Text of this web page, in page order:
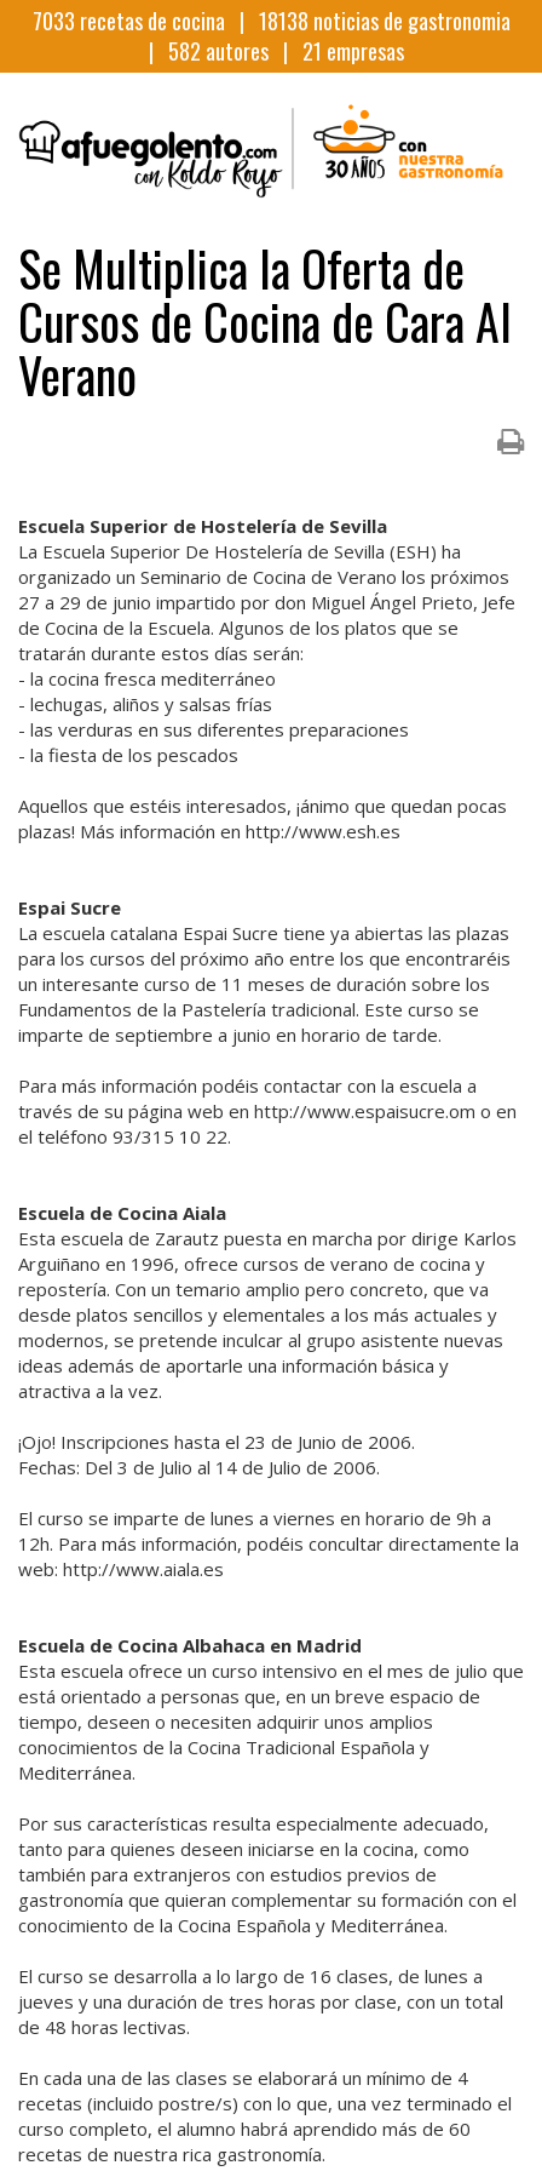
7033 recetas de cocina | 18138 noticias de gastronomia
| 582 autores | 21 empresas
Se Multiplica la Oferta de
Cursos de Cocina de Cara Al
Verano
Escuela Superior de Hostelería de Sevilla
La Escuela Superior De Hostelería de Sevilla (ESH) ha
organizado un Seminario de Cocina de Verano los próximos
27 a 29 de junio impartido por don Miguel Ángel Prieto, Jefe
de Cocina de la Escuela. Algunos de los platos que se
tratarán durante estos días serán:
- la cocina fresca mediterráneo
- lechugas, aliños y salsas frías
- las verduras en sus diferentes preparaciones
- la fiesta de los pescados
Aquellos que estéis interesados, ¡ánimo que quedan pocas
plazas! Más información en http://www.esh.es
Espai Sucre
La escuela catalana Espai Sucre tiene ya abiertas las plazas
para los cursos del próximo año entre los que encontraréis
un interesante curso de 11 meses de duración sobre los
Fundamentos de la Pastelería tradicional. Este curso se
imparte de septiembre a junio en horario de tarde.
Para más información podéis contactar con la escuela a
través de su página web en http://www.espaisucre.om o en
el teléfono 93/315 10 22.
Escuela de Cocina Aiala
Esta escuela de Zarautz puesta en marcha por dirige Karlos
Arguiñano en 1996, ofrece cursos de verano de cocina y
repostería. Con un temario amplio pero concreto, que va
desde platos sencillos y elementales a los más actuales y
modernos, se pretende inculcar al grupo asistente nuevas
ideas además de aportarle una información básica y
atractiva a la vez.
¡Ojo! Inscripciones hasta el 23 de Junio de 2006.
Fechas: Del 3 de Julio al 14 de Julio de 2006.
El curso se imparte de lunes a viernes en horario de 9h a
12h. Para más información, podéis concultar directamente la
web: http://www.aiala.es
Escuela de Cocina Albahaca en Madrid
Esta escuela ofrece un curso intensivo en el mes de julio que
está orientado a personas que, en un breve espacio de
tiempo, deseen o necesiten adquirir unos amplios
conocimientos de la Cocina Tradicional Española y
Mediterránea.
Por sus características resulta especialmente adecuado,
tanto para quienes deseen iniciarse en la cocina, como
también para extranjeros con estudios previos de
gastronomía que quieran complementar su formación con el
conocimiento de la Cocina Española y Mediterránea.
El curso se desarrolla a lo largo de 16 clases, de lunes a
jueves y una duración de tres horas por clase, con un total
de 48 horas lectivas.
En cada una de las clases se elaborará un mínimo de 4
recetas (incluido postre/s) con lo que, una vez terminado el
curso completo, el alumno habrá aprendido más de 60
recetas de nuestra rica gastronomía.